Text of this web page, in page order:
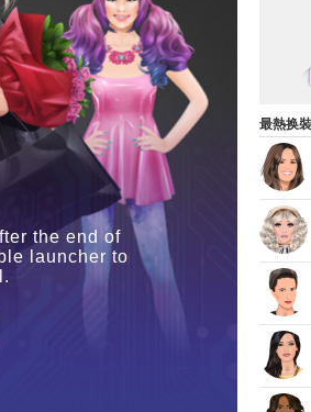
the end of
launcher to
最熱换